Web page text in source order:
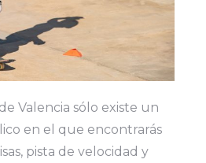
Valencia sólo existe un
en el que encontrarás
pista de velocidad y